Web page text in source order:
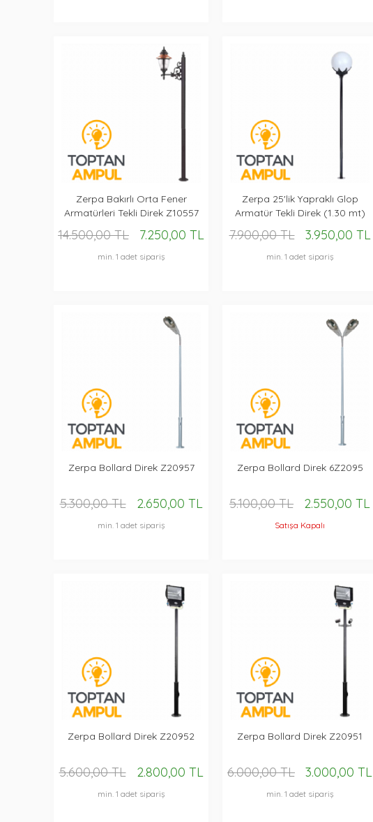
Zerpa Bakırlı Orta Fener
Armatürleri Tekli Direk Z10557
14.500,00 TL 7.250,00 TL
min. 1 adet sipariş
Zerpa 25'lik Yapraklı Glop
Armatür Tekli Direk (1.30 mt)
7.900,00 TL 3.950,00 TL
min. 1 adet sipariş
Zerpa Bollard Direk Z20957
5.300,00 TL 2.650,00 TL
min. 1 adet sipariş
Zerpa Bollard Direk 6Z2095
5.100,00 TL 2.550,00 TL
Satışa Kapalı
Zerpa Bollard Direk Z20952
5.600,00 TL 2.800,00 TL
min. 1 adet sipariş
Zerpa Bollard Direk Z20951
6.000,00 TL 3.000,00 TL
min. 1 adet sipariş